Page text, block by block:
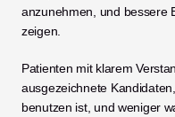
anzunehmen, und bessere
zeigen.
Patienten mit klarem
ausgezeichnete
benutzen ist, und weniger